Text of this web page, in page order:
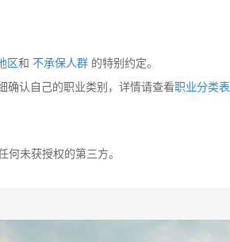
区和 不承保人群 的特别约定。
确认自己的职业类别，详情请查看职业分类表
何未获授权的第三方。